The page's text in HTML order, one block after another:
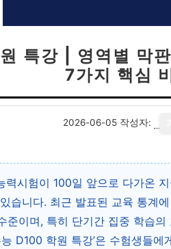
특강 | 영역별 막
7가지 핵심
2026-06-05 작성자:
시험이 100일 앞으로 다가온
습니다. 최근 발표된 교육 통계
준이며, 특히 단기간 집중 학습
D100 학원 특강’은 수험생들